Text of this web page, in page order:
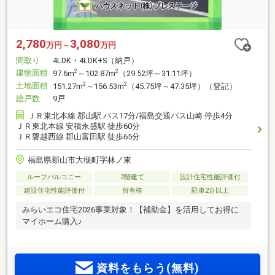
2,780万円～ 3,080万円
間取り
4LDK・4LDK+S（納戸）
建物面積 97.6m2 ～102.87m2
（29.52坪～31.11坪）
土地面積 151.27m2 ～156.53m2
（45.75坪～47.35坪）（登記）
総戸数
9戸
ＪＲ東北本線 郡山駅 バス17分/福島交通バス山崎 停歩4分
ＪＲ東北本線 安積永盛駅 徒歩60分
ＪＲ磐越西線 郡山富田駅 徒歩65分
福島県郡山市大槻町字林ノ東
ルーフバルコニー 2階建て
設計住宅性能評価付
建設住宅性能評価付
所有権 駐車2台以上
みらいエコ住宅2026事業対象！【補助金】を活用してお得に
マイホーム購入♪
資料をもらう(無料)